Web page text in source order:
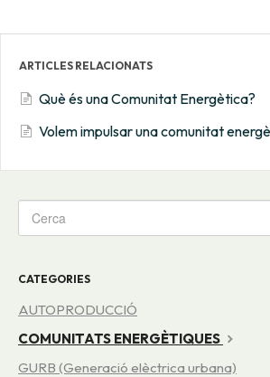
ARTICLES RELACIONATS
Què és una Comunitat Energètica?
Volem impulsar una comunitat
CATEGORIES
AUTOPRODUCCIÓ
COMUNITATS ENERGÈTIQUES
GURB (Generació elèctrica urbana)